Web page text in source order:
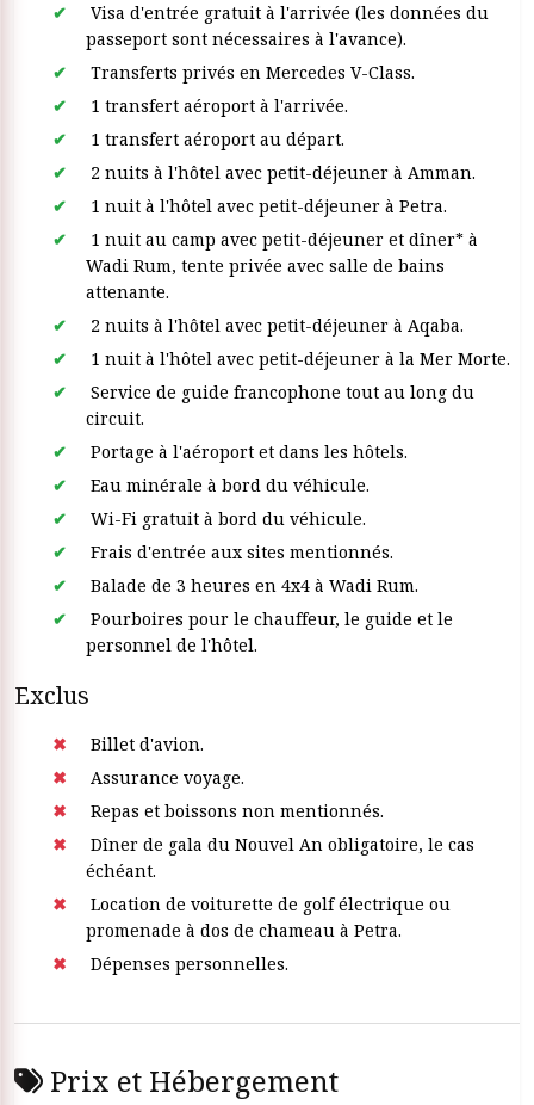
Visa d'entrée gratuit à l'arrivée (les données du
passeport sont nécessaires à l'avance).
Transferts privés en Mercedes V-Class.
1 transfert aéroport à l'arrivée.
1 transfert aéroport au départ.
2 nuits à l'hôtel avec petit-déjeuner à Amman.
1 nuit à l'hôtel avec petit-déjeuner à Petra.
1 nuit au camp avec petit-déjeuner et dîner* à
Wadi Rum, tente privée avec salle de bains
attenante.
2 nuits à l'hôtel avec petit-déjeuner à Aqaba.
1 nuit à l'hôtel avec petit-déjeuner à la Mer Morte.
Service de guide francophone tout au long du
circuit.
Portage à l'aéroport et dans les hôtels.
Eau minérale à bord du véhicule.
Wi-Fi gratuit à bord du véhicule.
Frais d'entrée aux sites mentionnés.
Balade de 3 heures en 4x4 à Wadi Rum.
Pourboires pour le chauffeur, le guide et le
personnel de l'hôtel.
Exclus
Billet d'avion.
Assurance voyage.
Repas et boissons non mentionnés.
Dîner de gala du Nouvel An obligatoire, le cas
échéant.
Location de voiturette de golf électrique ou
promenade à dos de chameau à Petra.
Dépenses personnelles.
Prix et Hébergement